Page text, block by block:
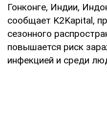
Гонконге, Индии,
сообщает K2Kapital,
сезонного
повышается риск
инфекцией и среди